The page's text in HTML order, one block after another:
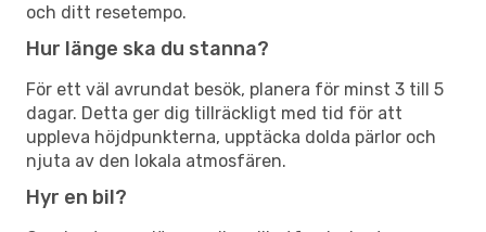
och ditt resetempo.
Hur länge ska du stanna?
För ett väl avrundat besök, planera för minst 3 till 5
dagar. Detta ger dig tillräckligt med tid för att
uppleva höjdpunkterna, upptäcka dolda pärlor och
njuta av den lokala atmosfären.
Hyr en bil?